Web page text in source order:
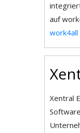
auf
Xentral